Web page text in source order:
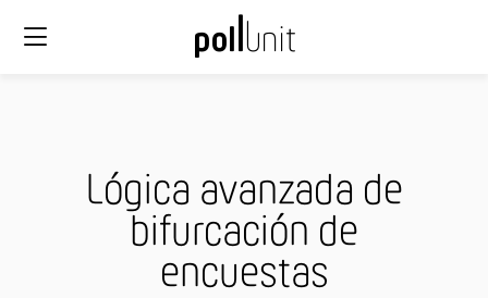
Lógica avanzada de
bifurcación de
encuestas